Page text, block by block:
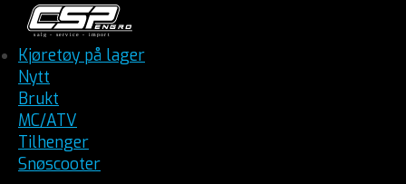
Kjøretøy på lager
Nytt
Brukt
MC/ATV
Tilhenger
Snøscooter